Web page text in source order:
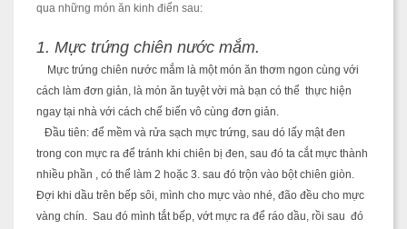
qua những món ăn kinh điển sau:
1. Mực trứng chiên nước mắm.
Mực trứng chiên nước mắm là một món ăn thơm ngon cùng với
cách làm đơn giản, là món ăn tuyệt vời mà bạn có thể thực hiện
ngay tại nhà với cách chế biến vô cùng đơn giản.
Đầu tiên: để mềm và rửa sạch mực trứng, sau dó lấy mật đen
trong con mực ra để tránh khi chiên bị đen, sau đó ta cắt mực thành
nhiều phần , có thể làm 2 hoặc 3. sau đó trộn vào bột chiên giòn.
Đợi khi dầu trên bếp sôi, mình cho mực vào nhé, đão đều cho mực
vàng chín. Sau đó mình tắt bếp, vớt mực ra để ráo dầu, rồi sau đó